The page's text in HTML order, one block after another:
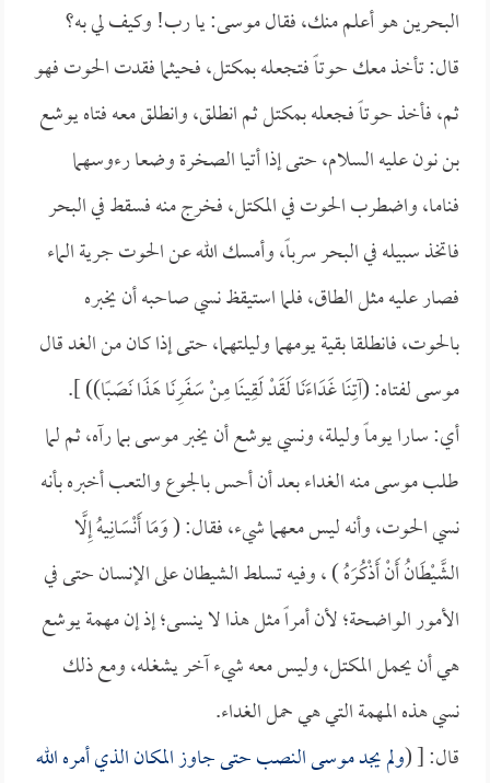
البحرين هو أعلم منك، فقال موسى: يا رب! وكيف لي به؟
قال: تأخذ معك حوتاً فتجعله بمكتل، فحيثما فقدت الحوت فهو
ثم، فأخذ حوتاً فجعله بمكتل ثم انطلق، وانطلق معه فتاه يوشع
بن نون عليه السلام، حتى إذا أتيا الصخرة وضعا رءوسهما
فناما، واضطرب الحوت في المكتل، فخرج منه فسقط في البحر
فاتخذ سبيله في البحر سرباً، وأمسك الله عن الحوت جرية الماء
فصار عليه مثل الطاق، فلما استيقظ نسي صاحبه أن يخبره
بالحوت، فانطلقا بقية يومهما وليلتهما، حتى إذا كان من الغد قال
موسى لفتاه: (آتِنَا غَدَاءَنَا لَقَدْ لَقِينَا مِنْ سَفَرِنَا هَذَا نَصَبًا)) ].
أي: سارا يوماً وليلة، ونسي يوشع أن يخبر موسى بما رآه، ثم لما
طلب موسى منه الغداء بعد أن أحس بالجوع والتعب أخبره بأنه
نسي الحوت، وأنه ليس معهما شيء، فقال: ( وَمَا أَنْسَانِيهُ إِلَّا
الشَّيْطَانُ أَنْ أَذْكُرَهُ ) ، وفيه تسلط الشيطان على الإنسان حتى في
الأمور الواضحة؛ لأن أمراً مثل هذا لا ينسى؛ إذ إن مهمة يوشع
هي أن يحمل المكتل، وليس معه شيء آخر يشغله، ومع ذلك
نسي هذه المهمة التي هي حمل الغداء.
قال: [ (ولم يجد موسى النصب حتى جاوز المكان الذي أمره الله